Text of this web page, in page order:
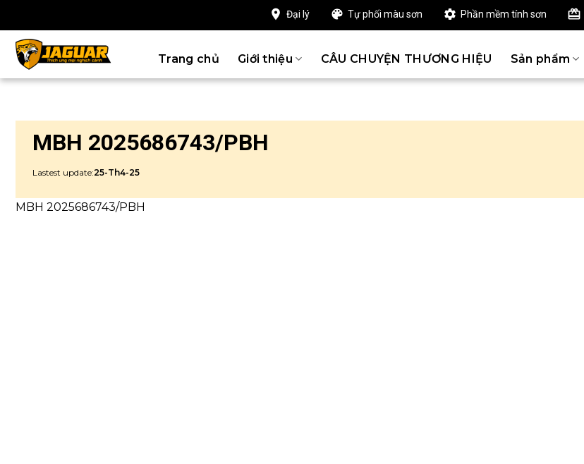
dung
Đại lý Tự phối màu sơn Phần mềm tính sơn
Trang chủ Giới thiệu CÂU CHUYỆN THƯƠNG HIỆU Sản phẩm
MBH 2025686743/PBH
Lastest update:25-Th4-25
MBH 2025686743/PBH